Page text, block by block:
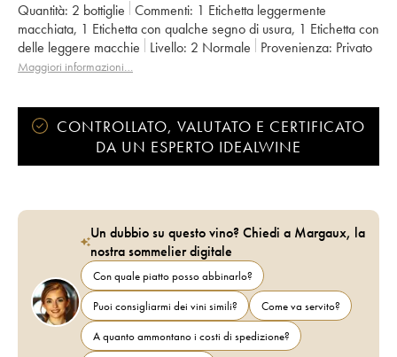
Quantità: 2 bottiglie Commenti: 1 Etichetta leggermente
macchiata, 1 Etichetta con qualche segno di usura, 1 Etichetta con
delle leggere macchie
Livello: 2 Normale Provenienza:
privato
IVA detraibile:
no
Maggiori informazioni…
CONTROLLATO, VALUTATO E CERTIFICATO
DA UN ESPERTO IDEALWINE
Un dubbio su questo vino? Chiedi a Margaux, la
nostra sommelier digitale
Con quale piatto posso abbinarlo?
Puoi consigliarmi dei vini simili?
Come va servito?
A quanto ammontano i costi di spedizione?